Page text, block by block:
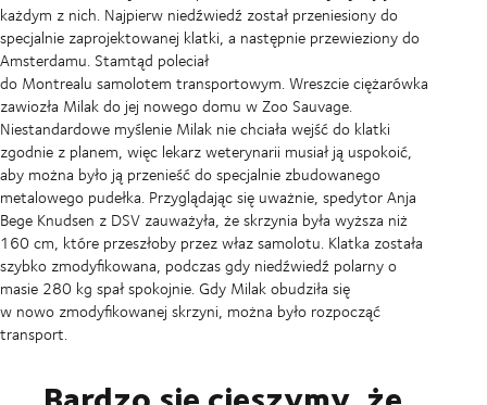
każdym z nich. Najpierw niedźwiedź został przeniesiony do
specjalnie zaprojektowanej klatki, a następnie przewieziony do
Amsterdamu. Stamtąd poleciał
do Montrealu samolotem transportowym. Wreszcie ciężarówka
zawiozła Milak do jej nowego domu w Zoo Sauvage.
Niestandardowe myślenie Milak nie chciała wejść do klatki
zgodnie z planem, więc lekarz weterynarii musiał ją uspokoić,
aby można było ją przenieść do specjalnie zbudowanego
metalowego pudełka. Przyglądając się uważnie, spedytor Anja
Bege Knudsen z DSV zauważyła, że skrzynia była wyższa niż
160 cm, które przeszłoby przez właz samolotu. Klatka została
szybko zmodyfikowana, podczas gdy niedźwiedź polarny o
masie 280 kg spał spokojnie. Gdy Milak obudziła się
w nowo zmodyfikowanej skrzyni, można było rozpocząć
transport.